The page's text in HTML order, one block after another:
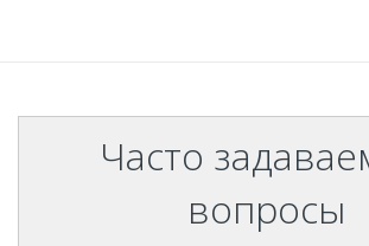
Часто
вопросы